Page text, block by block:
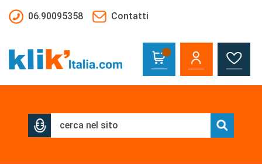
06.90095358
Contatti